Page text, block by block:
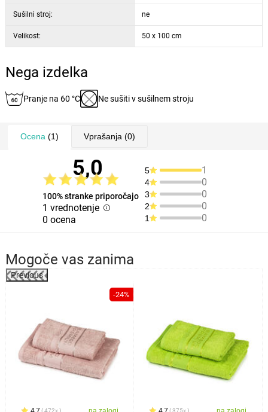
Sušilni stroj: ne
Velikost: 50 x 100 cm
Nega izdelka
Pranje na 60 °C Ne sušiti v sušilnem stroju
Ocena (1) Vprašanja (0)
5,0
100% stranke priporočajo
1 vrednotenje
0 ocena
5 1
4 0
3 0
2 0
1 0
Mogoče vas zanima
Previous
-24%
472x 375x